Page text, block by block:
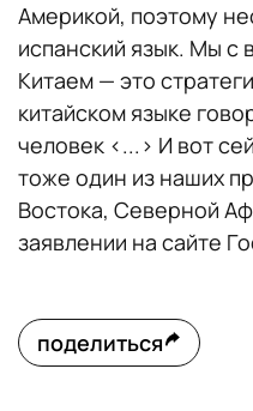
Америкой, поэтому
испанский язык. Мы с
Китаем — это
китайском языке
человек <...> И вот
тоже один из наших
Востока, Северной
заявлении на сайте
поделиться